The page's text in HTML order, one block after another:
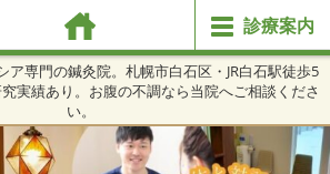
診療案内
ア専門の鍼灸院。札幌市白石区・JR白石駅徒歩5
実績あり。お腹の不調なら当院へご相談くださ
い。